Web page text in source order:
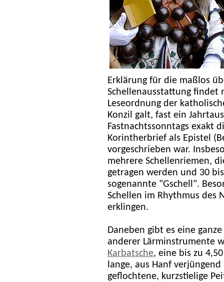
Erklärung für die maßlos
Schellenausstattung findet
Leseordnung der
Konzil galt, fast ein
Fastnachtssonntags exakt
Korintherbrief als Epistel
vorgeschrieben war.
mehrere Schellenriemen,
getragen werden und 30
sogenannte "Gschell".
Schellen im Rhythmus des
erklingen.
Daneben gibt es eine ganze
anderer Lärminstrumente
Karbatsche, eine bis zu
lange, aus Hanf verjüngend
geflochtene, kurzstielige